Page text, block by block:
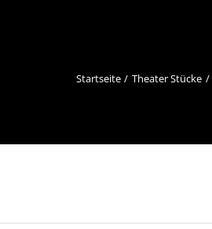
Startseite Theater Stücke